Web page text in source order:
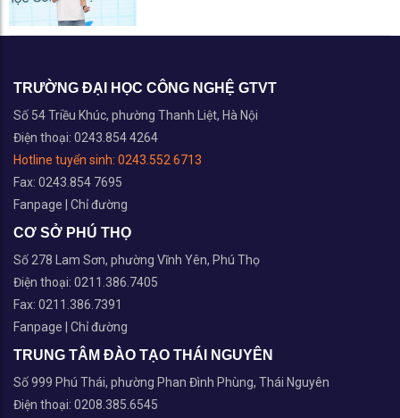
TRƯỜNG ĐẠI HỌC CÔNG NGHỆ GTVT
Số 54 Triều Khúc, phường Thanh Liệt, Hà Nội
Điện thoại: 0243.854 4264
Hotline tuyển sinh: 0243.552 6713
Fax: 0243.854 7695
Fanpage
Chỉ đường
CƠ SỞ PHÚ THỌ
Số 278 Lam Sơn, phường Vĩnh Yên, Phú Thọ
Điện thoại: 0211.386.7405
Fax: 0211.386.7391
Fanpage
Chỉ đường
TRUNG TÂM ĐÀO TẠO THÁI NGUYÊN
Số 999 Phú Thái, phường Phan Đình Phùng, Thái Nguyên
Điện thoại: 0208.385.6545